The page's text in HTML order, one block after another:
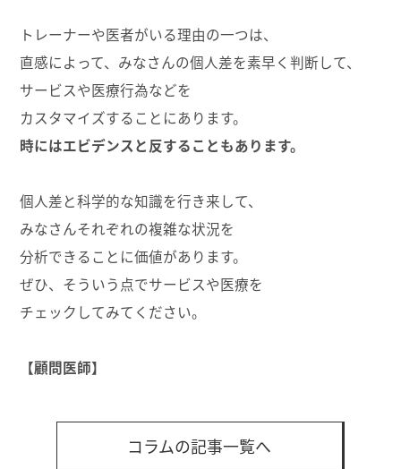
トレーナーや医者がいる理由の一つは、
直感によって、みなさんの個人差を素早く判断して、
サービスや医療行為などを
カスタマイズすることにあります。
時にはエビデンスと反することもあります。
個人差と科学的な知識を行き来して、
みなさんそれぞれの複雑な状況を
分析できることに価値があります。
ぜひ、そういう点でサービスや医療を
チェックしてみてください。
【顧問医師】
コラムの記事一覧へ